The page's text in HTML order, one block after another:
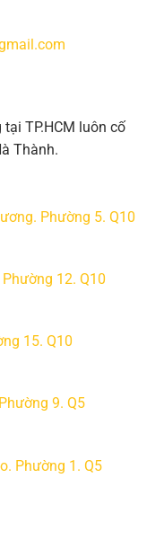
tại TP.HCM luôn cố
Thành.
Phường 5. Q10
12. Q10
15. Q10
9. Q5
Phường 1. Q5